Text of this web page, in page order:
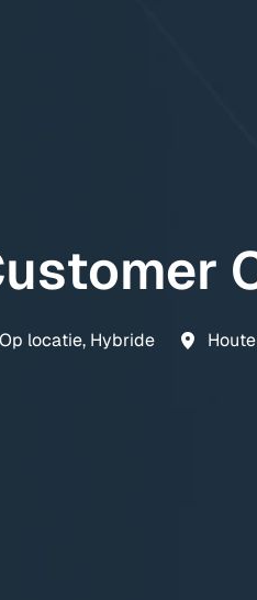
Op locatie, Hybride